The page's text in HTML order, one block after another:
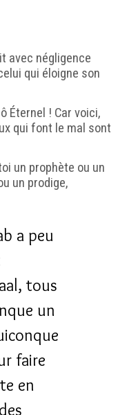
avec négligence
qui éloigne son
Éternel ! Car voici,
qui font le mal sont
un prophète ou un
un prodige,
a peu
tous
un
faire
en